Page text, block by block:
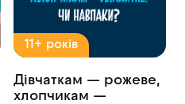
11+ років
Дівчаткам — рожеве,
хлопчикам —